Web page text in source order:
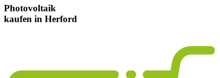
Photovoltaik
kaufen in Herford